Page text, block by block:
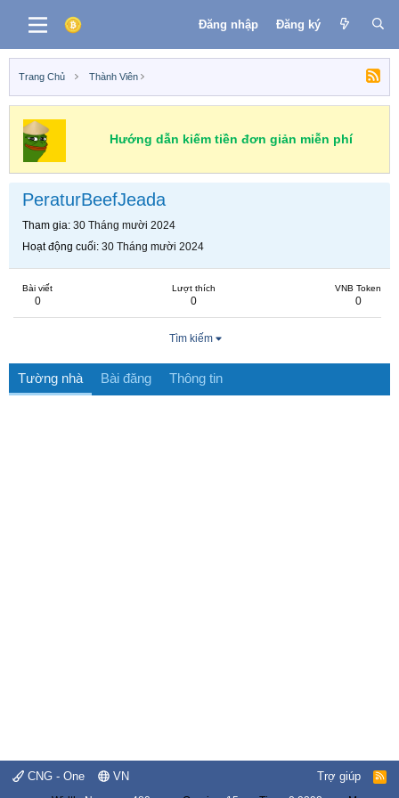
Đăng nhập Đăng ký
Trang Chủ Thành Viên
Hướng dẫn kiếm tiền đơn giản miễn phí
PeraturBeefJeada
Tham gia 30 Tháng mười 2024
Hoạt động cuối 30 Tháng mười 2024
Bài viết
0
Lượt thích
0
VNB Token
0
Tìm kiếm
Tường nhà Bài đăng Thông tin
CNG - One VN Trợ giúp
R